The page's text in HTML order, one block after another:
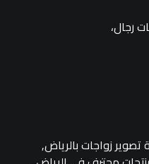
رجال،
زواجات بالرياض,